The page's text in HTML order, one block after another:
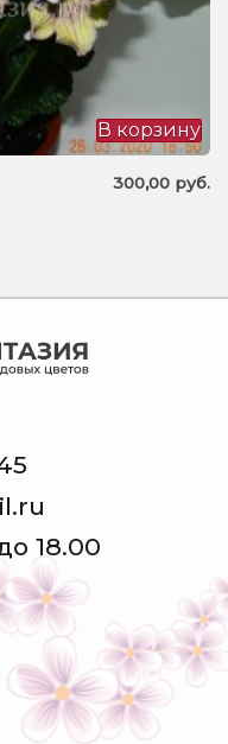
300,00 руб.
В корзину
18.00